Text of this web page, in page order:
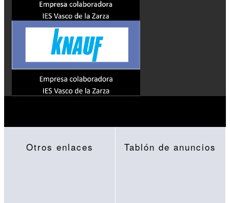
Otros enlaces Tablón de anuncios